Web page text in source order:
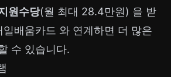
원수당(월 최대 28.4만원) 을 받
일배움카드 와 연계하면 더 많은
수 있습니다.